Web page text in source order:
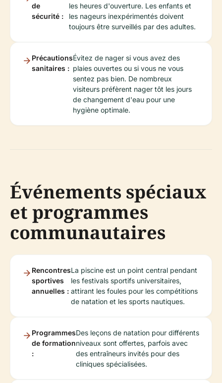
de
sécurité :
les heures d'ouverture. Les enfants et
les nageurs inexpérimentés doivent
toujours être surveillés par des adultes.
Précautions
sanitaires :
Évitez de nager si vous avez des
plaies ouvertes ou si vous ne vous
sentez pas bien. De nombreux
visiteurs préfèrent nager tôt les jours
de changement d'eau pour une
hygiène optimale.
Événements spéciaux
et programmes
communautaires
Rencontres
sportives
annuelles :
La piscine est un point central pendant
les festivals sportifs universitaires,
attirant les foules pour les compétitions
de natation et les sports nautiques.
Programmes
de formation
:
Des leçons de natation pour différents
niveaux sont offertes, parfois avec
des entraîneurs invités pour des
cliniques spécialisées.